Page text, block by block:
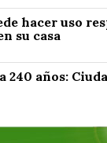
hacer uso
su casa
años: